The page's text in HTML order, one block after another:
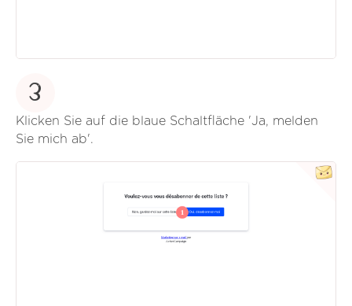
3
Klicken Sie auf die blaue Schaltfläche 'Ja, melden
Sie mich ab'.